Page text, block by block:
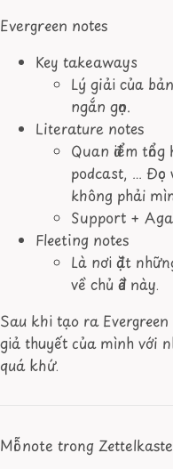
Evergreen notes
Key takeaways
Lý giải của
ngắn gọn.
Literature notes
Quan điểm
podcast, …
không phải
Support +
Fleeting notes
Là nơi đặt
về chủ đề này.
Sau khi tạo ra
giả thuyết của mình với
quá khứ.
Mỗi note trong